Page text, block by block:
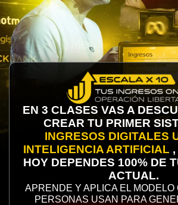
EN 3 CLASES VAS A
CREAR TU PRIMER
INGRESOS DIGITALES
INTELIGENCIA ARTIFICIAL
HOY DEPENDES 100% DE
ACTUAL.
APRENDE Y APLICA EL MODELO
PERSONAS USAN PARA